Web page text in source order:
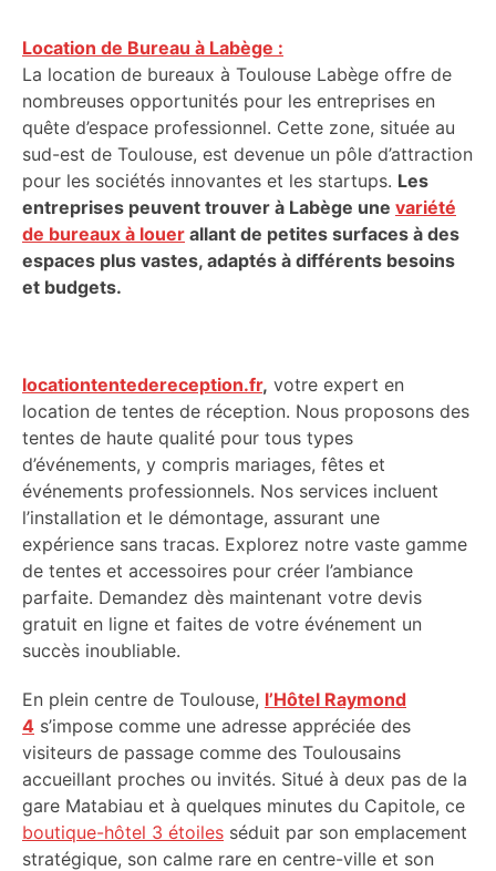
Location de Bureau à Labège :
La location de bureaux à Toulouse Labège offre de
nombreuses opportunités pour les entreprises en
quête d’espace professionnel. Cette zone, située au
sud-est de Toulouse, est devenue un pôle d’attraction
pour les sociétés innovantes et les startups. Les
entreprises peuvent trouver à Labège une variété
de bureaux à louer allant de petites surfaces à des
espaces plus vastes, adaptés à différents besoins
et budgets.
locationtentedereception.fr, votre expert en
location de tentes de réception. Nous proposons des
tentes de haute qualité pour tous types
d’événements, y compris mariages, fêtes et
événements professionnels. Nos services incluent
l’installation et le démontage, assurant une
expérience sans tracas. Explorez notre vaste gamme
de tentes et accessoires pour créer l’ambiance
parfaite. Demandez dès maintenant votre devis
gratuit en ligne et faites de votre événement un
succès inoubliable.
En plein centre de Toulouse, l’Hôtel Raymond
4 s’impose comme une adresse appréciée des
visiteurs de passage comme des Toulousains
accueillant proches ou invités. Situé à deux pas de la
gare Matabiau et à quelques minutes du Capitole, ce
boutique-hôtel 3 étoiles séduit par son emplacement
stratégique, son calme rare en centre-ville et son